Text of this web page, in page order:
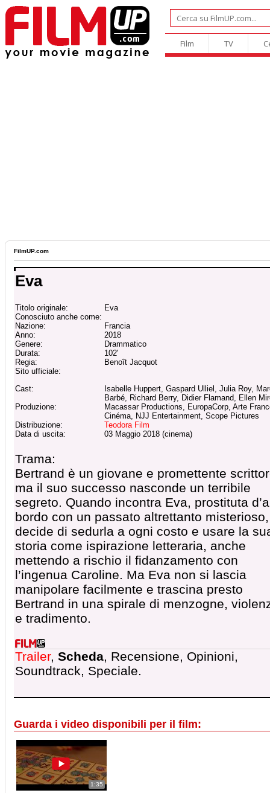
Film TV
FilmUP.com
Eva
Titolo originale:
Eva
Conosciuto anche come:
Nazione:
Francia
Anno:
2018
Genere:
Drammatico
Durata:
102'
Regia:
Benoît Jacquot
Sito ufficiale:
Cast:
Isabelle Huppert, Gaspard Ulliel, Julia Roy,
Barbé, Richard Berry, Didier Flamand, Ellen
Produzione:
Macassar Productions, EuropaCorp, Arte
Cinéma, NJJ Entertainment, Scope Pictures
Distribuzione:
Teodora Film
Data di uscita:
03 Maggio 2018 (cinema)
Trama:
Bertrand è un giovane e promettente
ma il suo successo nasconde un terribile
segreto. Quando incontra Eva, prostituta
bordo con un passato altrettanto misterioso,
decide di sedurla a ogni costo e usare la
storia come ispirazione letteraria, anche
mettendo a rischio il fidanzamento con
l’ingenua Caroline. Ma Eva non si lascia
manipolare facilmente e trascina presto
Bertrand in una spirale di menzogne,
e tradimento.
Trailer, Scheda, Recensione, Opinioni,
Soundtrack, Speciale.
Guarda i video disponibili per il film:
1:35